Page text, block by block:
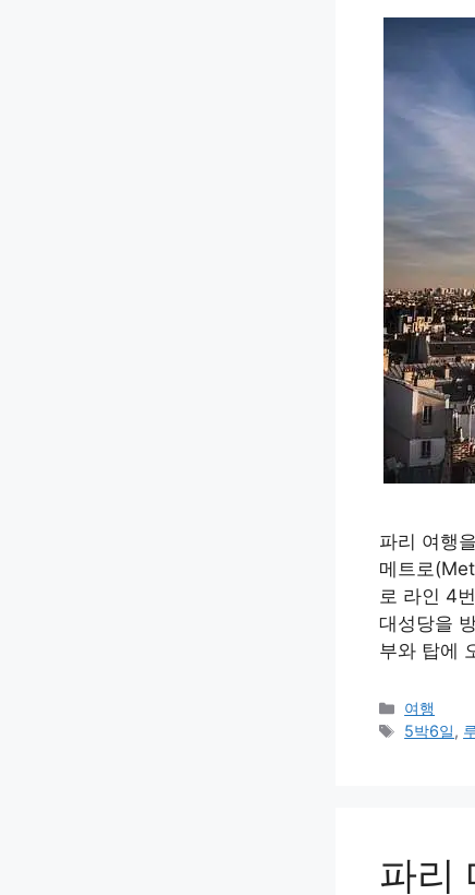
파리 여행
메트로
로 라인 4
대성당을
부와 탑에
카
테
여행
태
5박6일,
파리